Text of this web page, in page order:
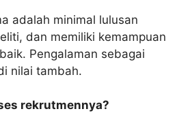
adalah minimal lulusan
dan memiliki kemampuan
Pengalaman sebagai
nilai tambah.
rekrutmennya?